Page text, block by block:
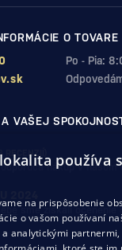
O TOVARE
Po - Pia:
VAŠEJ
RECENZIÍ)
nákup v našom
sme získali ocenenie
používa
na prispôsobenie
o vašom používaní
analytickými